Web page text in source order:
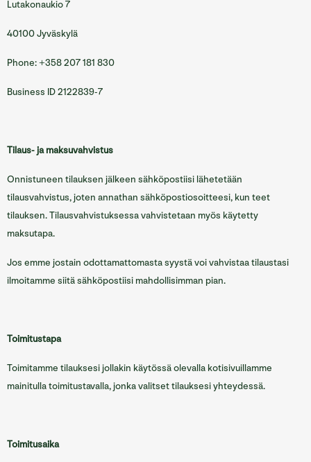
Lutakonaukio 7
40100 Jyväskylä
Phone: +358 207 181 830
Business ID 2122839-7
Tilaus- ja maksuvahvistus
Onnistuneen tilauksen jälkeen sähköpostiisi lähetetään
tilausvahvistus, joten annathan sähköpostiosoitteesi, kun teet
tilauksen. Tilausvahvistuksessa vahvistetaan myös käytetty
maksutapa.
Jos emme jostain odottamattomasta syystä voi vahvistaa tilaustasi
ilmoitamme siitä sähköpostiisi mahdollisimman pian.
Toimitustapa
Toimitamme tilauksesi jollakin käytössä olevalla kotisivuillamme
mainitulla toimitustavalla, jonka valitset tilauksesi yhteydessä.
Toimitusaika